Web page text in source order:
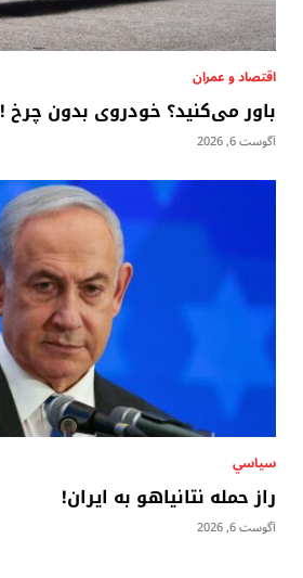
اقتصاد و عمران
باور می‌کنید؟ خودروی بدون چرخ !
آگوست 6, 2026
سياسي
راز حمله نتانیاهو به ایران!
آگوست 6, 2026